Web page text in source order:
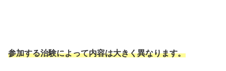
参加する治験によって内容は大きく異なります。